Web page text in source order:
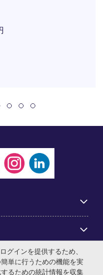
グインを提供するため、
単に行うための機能を実
るための統計情報を収集